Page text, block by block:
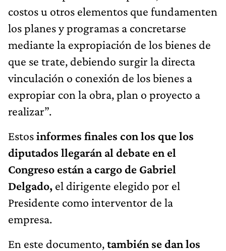
costos u otros elementos que fundamenten
los planes y programas a concretarse
mediante la expropiación de los bienes de
que se trate, debiendo surgir la directa
vinculación o conexión de los bienes a
expropiar con la obra, plan o proyecto a
realizar”.
Estosinformes finales con los que los
diputados llegarán al debate en el
Congreso están a cargo de Gabriel
Delgado, el dirigente elegido por el
Presidente como interventor de la
empresa.
En este documento,también se dan los